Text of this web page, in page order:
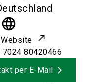
language
Website
7024 80420466
per E-Mail